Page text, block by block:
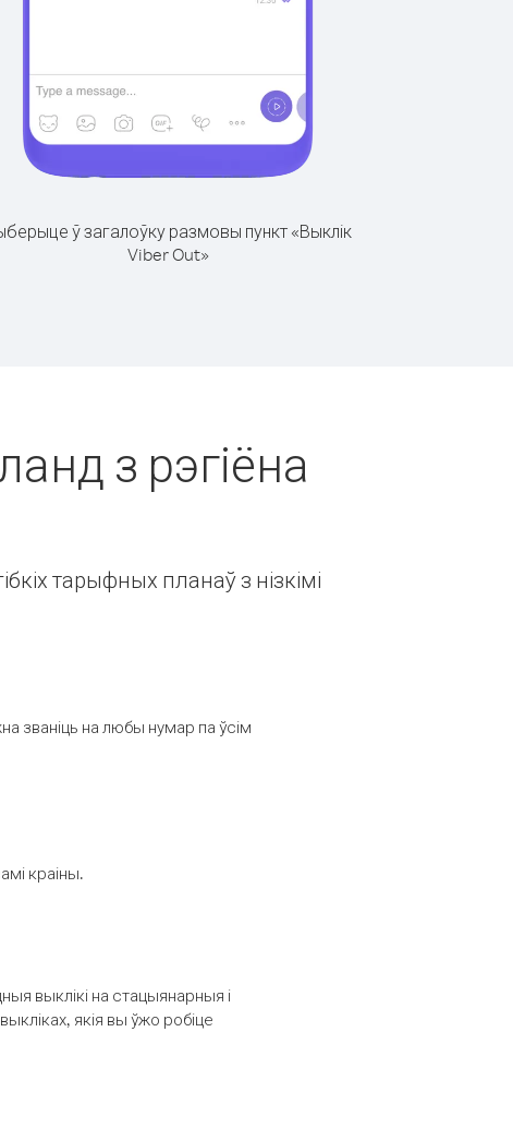
ў загалоўку размовы пункт «Выклік
Viber Out»
з рэгіёна
тарыфных планаў з нізкімі
званіць на любы нумар па ўсім
краіны.
выклікі на стацыянарныя і
якія вы ўжо робіце